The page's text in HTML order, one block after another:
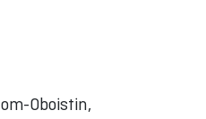
Oboistin,